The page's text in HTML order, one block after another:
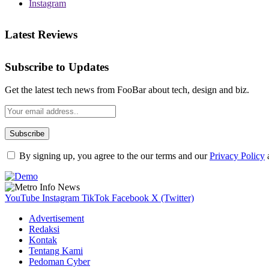
Instagram
Latest Reviews
Subscribe to Updates
Get the latest tech news from FooBar about tech, design and biz.
By signing up, you agree to the our terms and ourPrivacy Policy
YouTube Instagram TikTok Facebook X (Twitter)
Advertisement
Redaksi
Kontak
Tentang Kami
Pedoman Cyber